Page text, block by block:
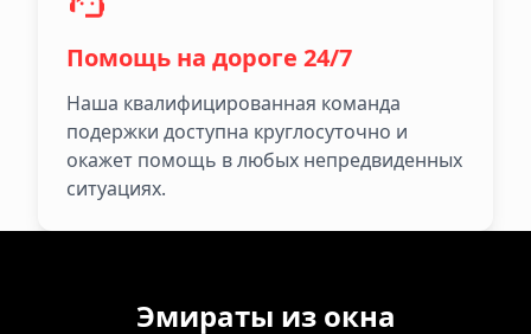
Помощь на дороге 24/7
Наша квалифицированная команда
подержки доступна круглосуточно и
окажет помощь в любых непредвиденных
ситуациях.
Эмираты из окна